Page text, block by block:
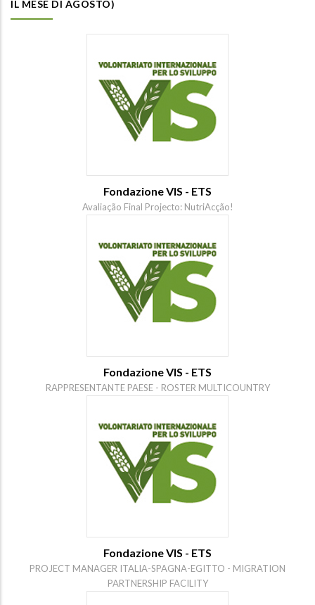
IL MESE DI AGOSTO)
Fondazione VIS - ETS
Avaliação Final Projecto: NutriAcção!
Fondazione VIS - ETS
RAPPRESENTANTE PAESE - ROSTER MULTICOUNTRY
Fondazione VIS - ETS
PROJECT MANAGER ITALIA-SPAGNA-EGITTO - MIGRATION
PARTNERSHIP FACILITY